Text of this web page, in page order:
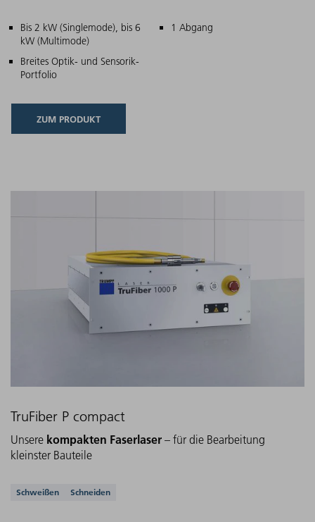
Hauptmerkmale
Bis 2 kW (Singlemode), bis 6
kW (Multimode)
1 Abgang
Breites Optik- und Sensorik-
Portfolio
ZUM PRODUKT
TruFiber P compact
Unsere kompakten Faserlaser – für die Bearbeitung
kleinster Bauteile
Unterstützte Anwendungen
Schweißen Schneiden